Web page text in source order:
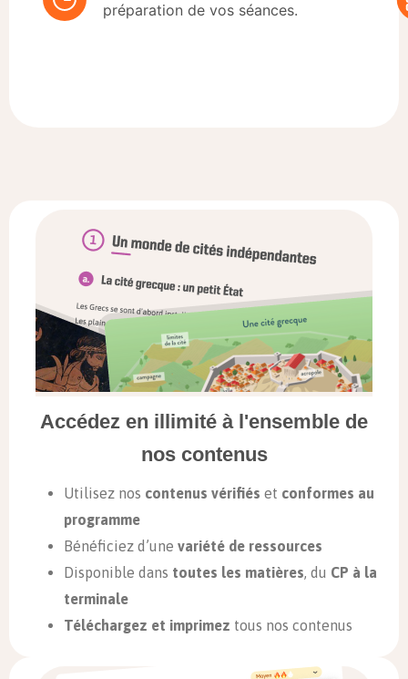
préparation de vos séances.
Accédez en illimité à l'ensemble de
nos contenus
Utilisez nos contenus vérifiés et conformes au
programme
Bénéficiez d’une variété de ressources
Disponible dans toutes les matières, du CP à la
terminale
Téléchargez et imprimez tous nos contenus